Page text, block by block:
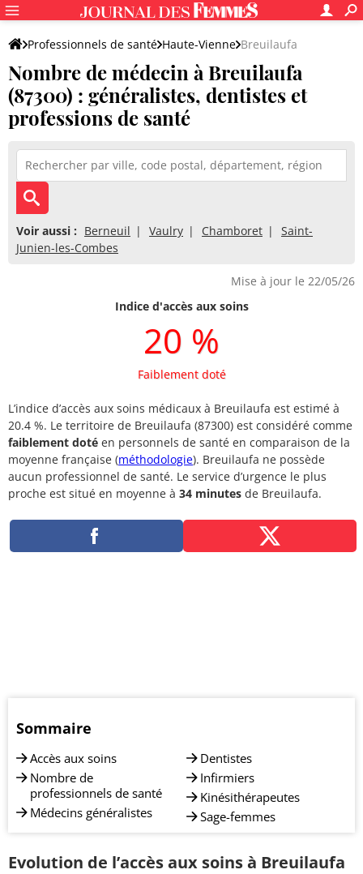
Professionnels de santé Haute-Vienne Breuilaufa
Nombre de médecin à Breuilaufa
(87300) : généralistes, dentistes et
professions de santé
Voir aussi : Berneuil Vaulry Chamboret
Saint-
Junien-les-Combes
Mise à jour le 22/05/26
Indice d'accès aux soins
20 %
Faiblement doté
L’indice d’accès aux soins médicaux à Breuilaufa est estimé à
20.4 %. Le territoire de Breuilaufa (87300) est considéré comme
faiblement doté en personnels de santé en comparaison de la
moyenne française (méthodologie). Breuilaufa ne possède
aucun professionnel de santé. Le service d’urgence le plus
proche est situé en moyenne à 34 minutes de Breuilaufa.
Sommaire
Accès aux soins
Nombre de
professionnels de santé
Médecins généralistes
Dentistes
Infirmiers
Kinésithérapeutes
Sage-femmes
Evolution de l’accès aux soins à Breuilaufa